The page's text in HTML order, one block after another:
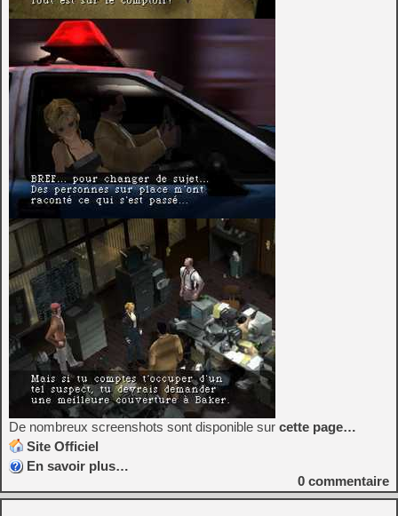
De nombreux screenshots sont disponible sur cette page…
Site Officiel
En savoir plus…
0 commentaire